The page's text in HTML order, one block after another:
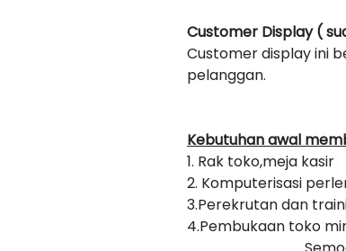
Customer Display (
Customer display ini
pelanggan.
Kebutuhan awal
1. Rak toko,meja kasir
2. Komputerisasi
3.Perekrutan dan
4.Pembukaan toko